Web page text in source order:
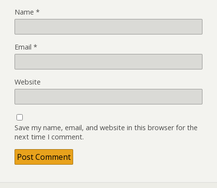
Name *
Email *
Website
Save my name, email, and website in this browser for the
next time I comment.